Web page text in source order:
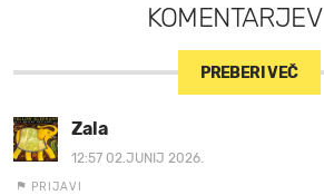
KOMENTARJEV
PREBERI VEČ
Zala
12:57 02.JUNIJ 2026.
PRIJAVI